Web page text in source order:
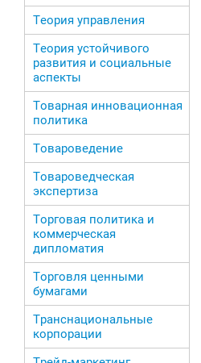
Теория управления
Теория устойчивого
развития и социальные
аспекты
Товарная инновационная
политика
Товароведение
Товароведческая
экспертиза
Торговая политика и
коммерческая
дипломатия
Торговля ценными
бумагами
Транснациональные
корпорации